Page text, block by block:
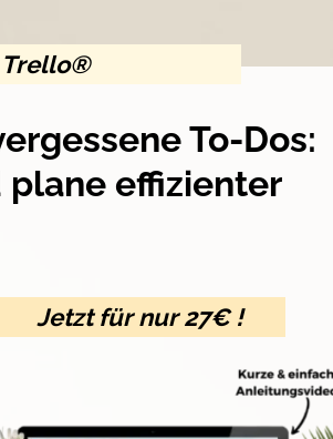
Trello®
To-Dos:
effizienter
Jetzt für nur 27€ !